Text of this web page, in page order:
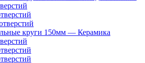
круги 150мм — Керамика